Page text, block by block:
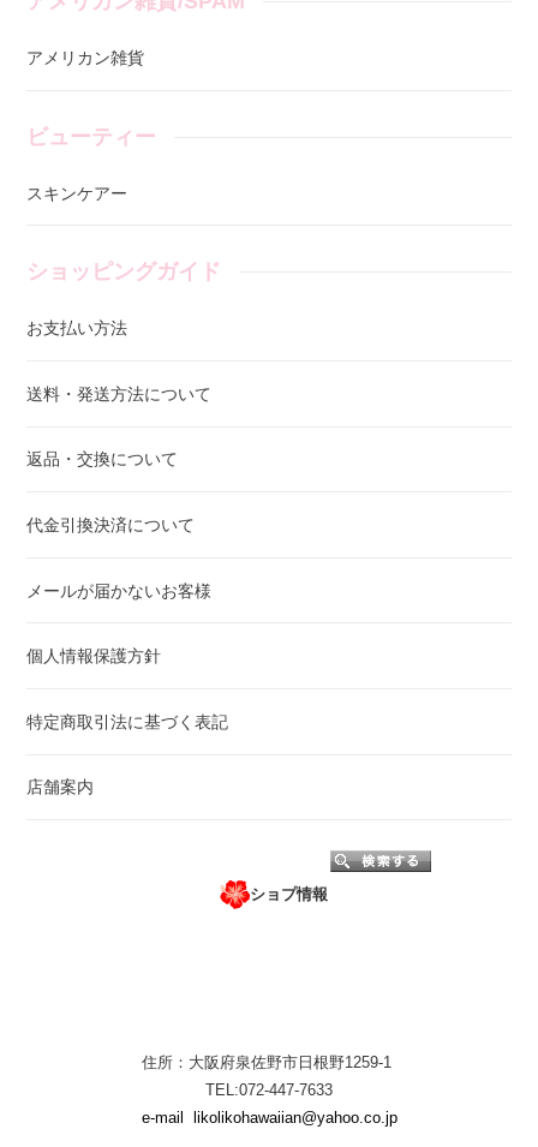
アメリカン雑貨
ビューティー
スキンケアー
ショッピングガイド
お支払い方法
送料・発送方法について
返品・交換について
代金引換決済について
メールが届かないお客様
個人情報保護方針
特定商取引法に基づく表記
店舗案内
ショプ情報
住所：大阪府泉佐野市日根野1259-1
TEL:072-447-7633
e-mail
likolikohawaiian@yahoo.co.jp